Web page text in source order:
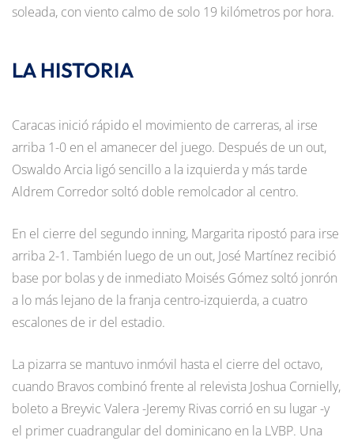
soleada, con viento calmo de solo 19 kilómetros por hora.
LA HISTORIA
Caracas inició rápido el movimiento de carreras, al irse
arriba 1-0 en el amanecer del juego. Después de un out,
Oswaldo Arcia ligó sencillo a la izquierda y más tarde
Aldrem Corredor soltó doble remolcador al centro.
En el cierre del segundo inning, Margarita ripostó para irse
arriba 2-1. También luego de un out, José Martínez recibió
base por bolas y de inmediato Moisés Gómez soltó jonrón
a lo más lejano de la franja centro-izquierda, a cuatro
escalones de ir del estadio.
La pizarra se mantuvo inmóvil hasta el cierre del octavo,
cuando Bravos combinó frente al relevista Joshua Cornielly,
boleto a Breyvic Valera -Jeremy Rivas corrió en su lugar -y
el primer cuadrangular del dominicano en la LVBP. Una